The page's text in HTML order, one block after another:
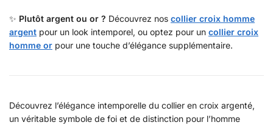
✨ Plutôt argent ou or ? Découvrez nos collier croix homme
argent pour un look intemporel, ou optez pour un collier croix
homme or pour une touche d’élégance supplémentaire.
Découvrez l’élégance intemporelle du collier en croix argenté,
un véritable symbole de foi et de distinction pour l’homme